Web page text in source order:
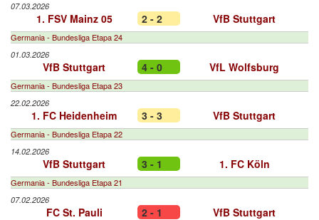
07.03.2026
1. FSV Mainz 05 2 - 2 VfB Stuttgart
Germania - Bundesliga Etapa 24
01.03.2026
VfB Stuttgart 4 - 0 VfL Wolfsburg
Germania - Bundesliga Etapa 23
22.02.2026
1. FC Heidenheim 3 - 3 VfB Stuttgart
Germania - Bundesliga Etapa 22
14.02.2026
VfB Stuttgart 3 - 1 1. FC Köln
Germania - Bundesliga Etapa 21
07.02.2026
FC St. Pauli 2 - 1 VfB Stuttgart